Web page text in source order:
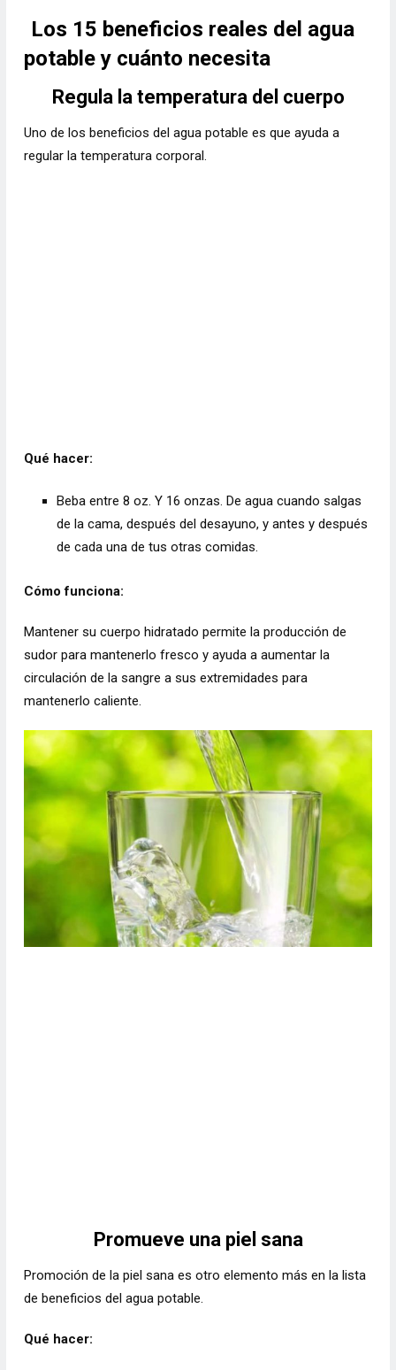
Los 15 beneficios reales del agua
potable y cuánto necesita
Regula la temperatura del cuerpo
Uno de los beneficios del agua potable es que ayuda a
regular la temperatura corporal.
Qué hacer:
Beba entre 8 oz. Y 16 onzas. De agua cuando salgas
de la cama, después del desayuno, y antes y después
de cada una de tus otras comidas.
Cómo funciona:
Mantener su cuerpo hidratado permite la producción de
sudor para mantenerlo fresco y ayuda a aumentar la
circulación de la sangre a sus extremidades para
mantenerlo caliente.
Promueve una piel sana
Promoción de la piel sana es otro elemento más en la lista
de beneficios del agua potable.
Qué hacer: